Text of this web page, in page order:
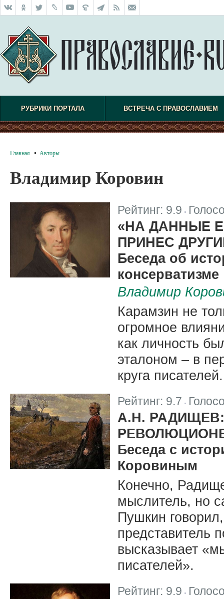
РУБРИКИ ПОРТАЛА ВСТРЕЧА С ПРАВОСЛАВИЕМ
Главная Авторы
Владимир Коровин
Рейтинг: 9.9
«НА ДАННЫЕ
ПРИНЕС
Беседа об
консерватизме
Владимир
Карамзин не
огромное
как личность
эталоном – в
круга писателей.
Рейтинг: 9.7
А.Н.
Беседа с
Коровиным
Конечно,
мыслитель, но
Пушкин
представитель
высказывает
писателей».
Рейтинг: 9.9